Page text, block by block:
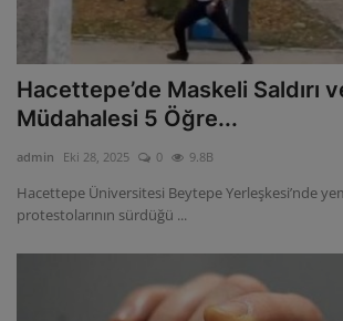
Hacettepe’de Maskeli Saldırı
Müdahalesi 5 Öğre...
admin Eki 28, 2025 0 9.8B
Hacettepe Üniversitesi Beytepe Yerleşkesi’nde
protestolarının sürdüğü ...